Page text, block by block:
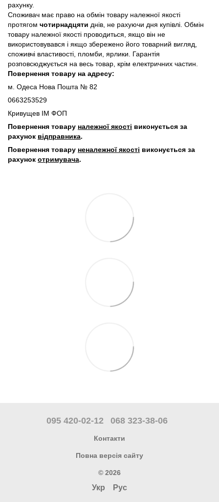
рахунку.
Споживач має право на обмін товару належної якості
протягом чотирнадцяти днів, не рахуючи дня купівлі. Обмін
товару належної якості проводиться, якщо він не
використовувався і якщо збережено його товарний вигляд,
споживчі властивості, пломби, ярлики. Гарантія
розповсюджується на весь товар, крім електричних частин.
Повернення товару на адресу:
м. Одеса Нова Пошта № 82
0663253529
Кривущев ІМ ФОП
Повернення товару належної якості виконується за
рахунок відправника.
Повернення товару неналежної якості виконується за
рахунок отримувача.
095 420-02-12 068 323-38-06
Контакти
Повна версія сайту
© 2026
Укр Рус